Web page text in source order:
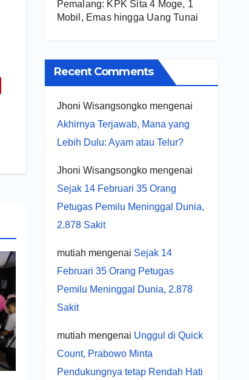
Pemalang: KPK Sita 4 Moge, 1
Mobil, Emas hingga Uang Tunai
Recent Comments
Jhoni Wisangsongkomengenai
Akhirnya Terjawab, Mana yang
Lebih Dulu: Ayam atau Telur?
Jhoni Wisangsongkomengenai
Sejak 14 Februari 35 Orang
Petugas Pemilu Meninggal Dunia,
2.878 Sakit
mutiah mengenai Sejak 14
Februari 35 Orang Petugas
Pemilu Meninggal Dunia, 2.878
Sakit
mutiah mengenai Unggul di Quick
Count, Prabowo Minta
Pendukungnya tetap Rendah Hati